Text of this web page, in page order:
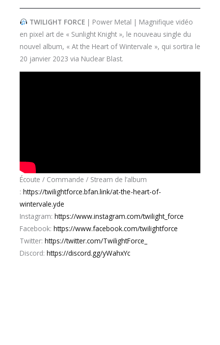
TWILIGHT FORCE | Power Metal | Magnifique vidéo
en pixel art de « Sunlight Knight », le nouveau single du
nouvel album, « At the Heart of Wintervale », qui sortira le
20 janvier 2023 via Nuclear Blast.
Écoute / Commande / Stream de l’album
: https://twilightforce.bfan.link/at-the-heart-of-
wintervale.yde
Instagram: https://www.instagram.com/twilight_force
Facebook: https://www.facebook.com/twilightforce
Twitter: https://twitter.com/TwilightForce_
Discord: https://discord.gg/yWahxYc